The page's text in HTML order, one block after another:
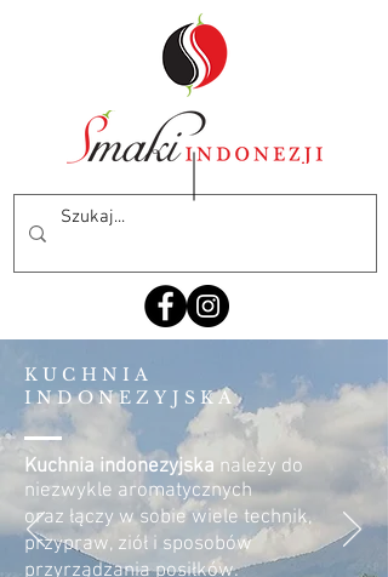
KUCHNIA
INDONEZYJSKA
Kuchnia indonezyjska należy do
niezwykle aromatycznych
oraz łączy w sobie wiele technik,
przypraw, ziół i sposobów
przyrządzania posiłków.